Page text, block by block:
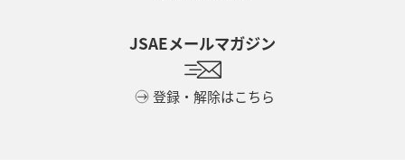
JSAEメールマガジン
登録・解除はこちら